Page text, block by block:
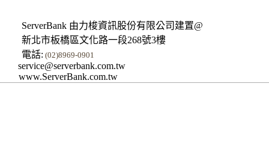
ServerBank 由力梭資訊股份有限公司建置@
新北市板橋區文化路一段268號3樓
電話: (02)8969-0901
service@serverbank.com.tw
www.ServerBank.com.tw